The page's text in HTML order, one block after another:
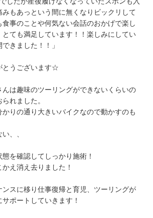
みもあっという間に無くなりビックリして
事のことや何気ない会話のおかげで楽し
とても満足しています！！楽しみにしてい
きました！！」
とうございます☆
んは趣味のツーリングができないくらいの
れました。
りの通り大きいバイクなので動かすのも
、、
を確認してしっかり施術！
え消え去りました！
ンスに移り仕事復帰と育児、ツーリングが
ポートしていきます！